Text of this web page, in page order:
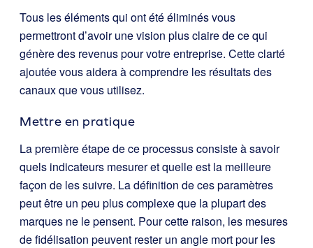
Tous les éléments qui ont été éliminés vous
permettront d’avoir une vision plus claire de ce qui
génère des revenus pour votre entreprise. Cette clarté
ajoutée vous aidera à comprendre les résultats des
canaux que vous utilisez.
Mettre en pratique
La première étape de ce processus consiste à savoir
quels indicateurs mesurer et quelle est la meilleure
façon de les suivre. La définition de ces paramètres
peut être un peu plus complexe que la plupart des
marques ne le pensent. Pour cette raison, les mesures
de fidélisation peuvent rester un angle mort pour les